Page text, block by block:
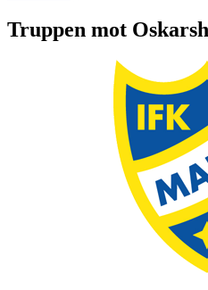
Truppen mot